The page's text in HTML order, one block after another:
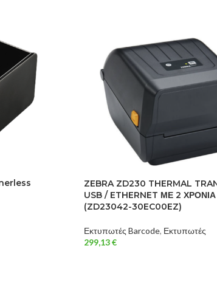
ZEBRA ZD230 THERMAL
USB / ETHERNET ΜΕ 2
(ZD23042-30EC00EZ)
Εκτυπωτές Barcode, Εκτυπωτές
299,13€